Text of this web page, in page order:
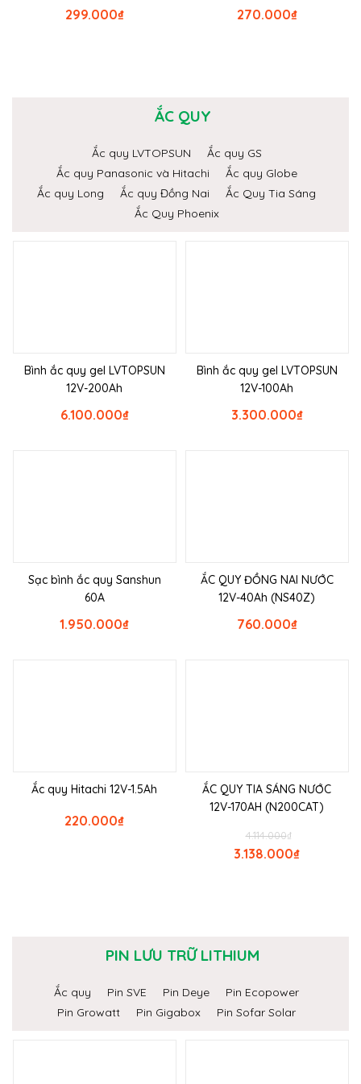
₫
299.000 ₫
270.000
ẮC QUY
Ắc quy LVTOPSUN
Ắc quy GS
Ắc quy Panasonic và Hitachi
Ắc quy Globe
Ắc quy Long
Ắc quy Đồng Nai
Ắc Quy Tia Sáng
Ắc Quy Phoenix
Bình ắc quy gel LVTOPSUN
12V-200Ah
₫
6.100.000
Bình ắc quy gel LVTOPSUN
12V-100Ah
₫
3.300.000
Sạc bình ắc quy Sanshun
60A
₫
1.950.000
ẮC QUY ĐỒNG NAI NƯỚC
12V-40Ah (NS40Z)
₫
760.000
Ắc quy Hitachi 12V-1.5Ah
₫
220.000
ẮC QUY TIA SÁNG NƯỚC
12V-170AH (N200CAT)
₫
4.114.000
₫
3.138.000
PIN LƯU TRỮ LITHIUM
Ắc quy Pin SVE Pin Deye
Pin Ecopower
Pin Growatt
Pin Gigabox Pin Sofar Solar